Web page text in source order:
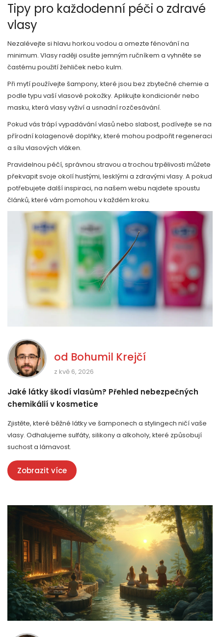
Tipy pro každodenní péči o zdravé
vlasy
Nezalévejte si hlavu horkou vodou a omezte fénování na
minimum. Vlasy raději osušte jemným ručníkem a vyhněte se
častému použití žehliček nebo kulm.
Při mytí používejte šampony, které jsou bez zbytečné chemie a
podle typu vaší vlasové pokožky. Aplikujte kondicionér nebo
masku, která vlasy vyživí a usnadní rozčesávání.
Pokud vás trápí vypadávání vlasů nebo slabost, podívejte se na
přírodní kolagenové doplňky, které mohou podpořit regeneraci
a sílu vlasových vláken.
Pravidelnou péčí, správnou stravou a trochou trpělivosti můžete
překvapit svoje okolí hustými, lesklými a zdravými vlasy. A pokud
potřebujete další inspiraci, na našem webu najdete spoustu
článků, které vám pomohou v každém kroku.
od Bohumil Krejčí
z kvě 6, 2026
Jaké látky škodí vlasům? Přehled nebezpečných
chemikálií v kosmetice
Zjistěte, které běžné látky ve šamponech a stylingech ničí vaše
vlasy. Odhalujeme sulfáty, silikony a alkoholy, které způsobují
suchost a lámavost.
Zobrazit více